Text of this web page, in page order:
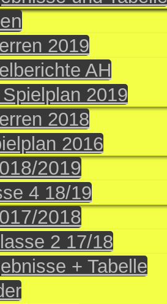
2019
AH
2019
2018
2016
2019
4 18/19
2018
2 17/18
+ Tabelle